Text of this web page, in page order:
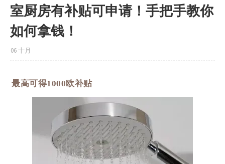
室厨房有补贴可申请！手把手教你
如何拿钱！
06 十月
最高可得1000欧补贴